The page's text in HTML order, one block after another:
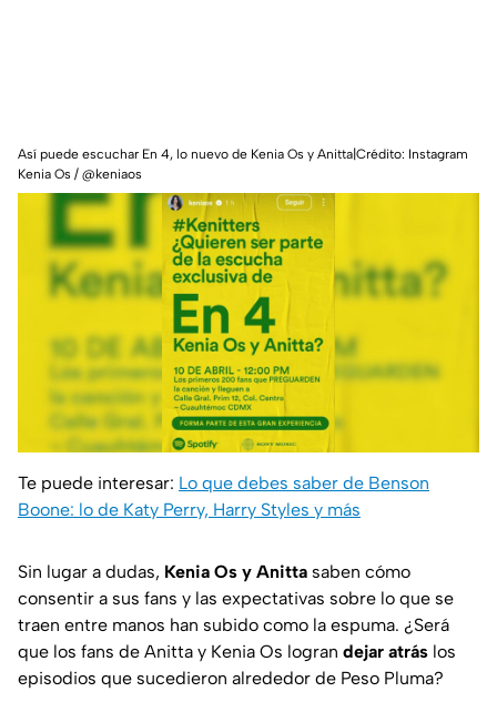
Así puede escuchar En 4, lo nuevo de Kenia Os y Anitta|Crédito: Instagram
Kenia Os / @keniaos
Te puede interesar: Lo que debes saber de Benson
Boone: lo de Katy Perry, Harry Styles y más
Sin lugar a dudas, Kenia Os y Anitta saben cómo
consentir a sus fans y las expectativas sobre lo que se
traen entre manos han subido como la espuma. ¿Será
que los fans de Anitta y Kenia Os logran dejar atrás los
episodios que sucedieron alrededor de Peso Pluma?